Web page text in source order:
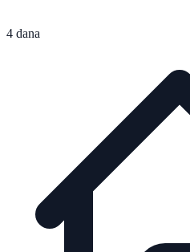
4 dana